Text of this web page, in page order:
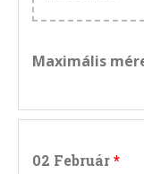
Maximális
02 Február